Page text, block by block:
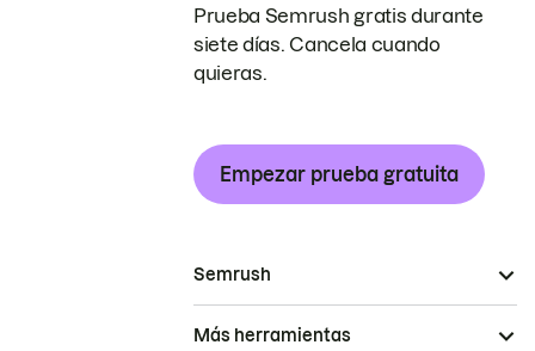
Prueba Semrush gratis durante
siete días. Cancela cuando
quieras.
Empezar prueba gratuita
Semrush
Más herramientas